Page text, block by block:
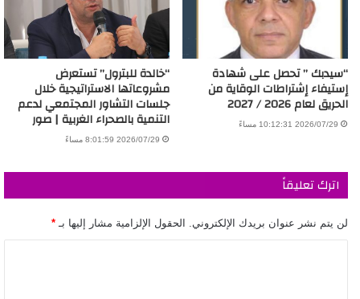
“سيدبك ” تحصل على شهادة
إستيفاء إشتراطات الوقاية من
الحريق لعام 2026 / 2027
2026/07/29 10:12:31 مساءً
“خالدة للبترول” تستعرض
مشروعاتها الاستراتيجية خلال
جلسات التشاور المجتمعي لدعم
التنمية بالصحراء الغربية | صور
2026/07/29 8:01:59 مساءً
اترك تعليقاً
لن يتم نشر عنوان بريدك الإلكتروني. الحقول الإلزامية مشار إليها بـ *